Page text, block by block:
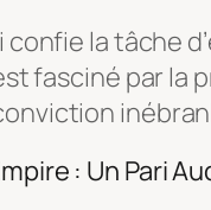
confie la tâche
fasciné par la
: Un Pari